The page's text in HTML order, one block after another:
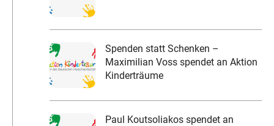
Spenden statt Schenken –
Maximilian Voss spendet an Aktion
Kinderträume
Paul Koutsoliakos spendet an